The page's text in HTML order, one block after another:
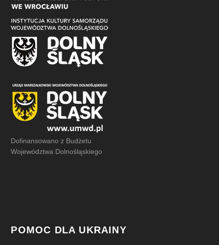
Dofinansowano z Budżetu
Województwa Dolnośląskiego
POMOC DLA UKRAINY